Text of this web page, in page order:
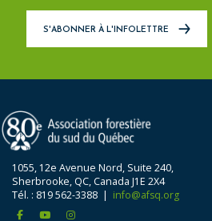
S'ABONNER À L'INFOLETTRE
1055, 12e Avenue Nord, Suite 240,
Sherbrooke, QC, Canada J1E 2X4
Tél. : 819 562-3388 | info@afsq.org
facebookyoutubeinstagram